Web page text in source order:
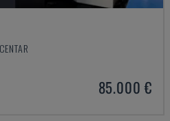
85.000 €